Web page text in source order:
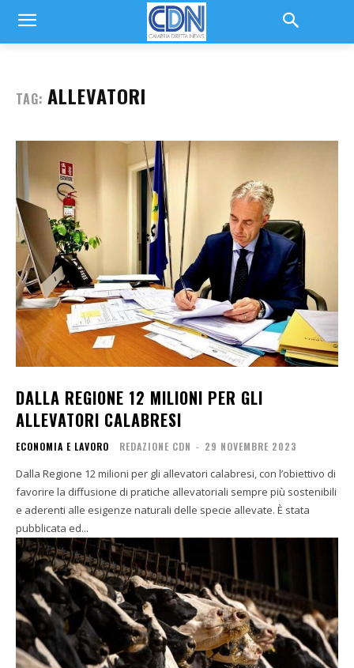
TAG: ALLEVATORI
DALLA REGIONE 12 MILIONI PER GLI
ALLEVATORI CALABRESI
ECONOMIA E LAVORO REDAZIONE CDN - 29 NOVEMBRE 2023
Dalla Regione 12 milioni per gli allevatori calabresi, con l’obiettivo di
favorire la diffusione di pratiche allevatoriali sempre più sostenibili
e aderenti alle esigenze naturali delle specie allevate. È stata
pubblicata ed...